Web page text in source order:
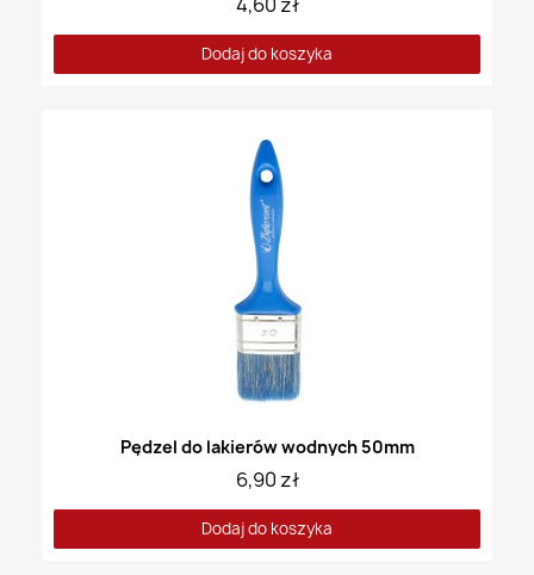
Dodaj do koszyka
Pędzel do lakierów wodnych 50mm
6,90 zł
Dodaj do koszyka